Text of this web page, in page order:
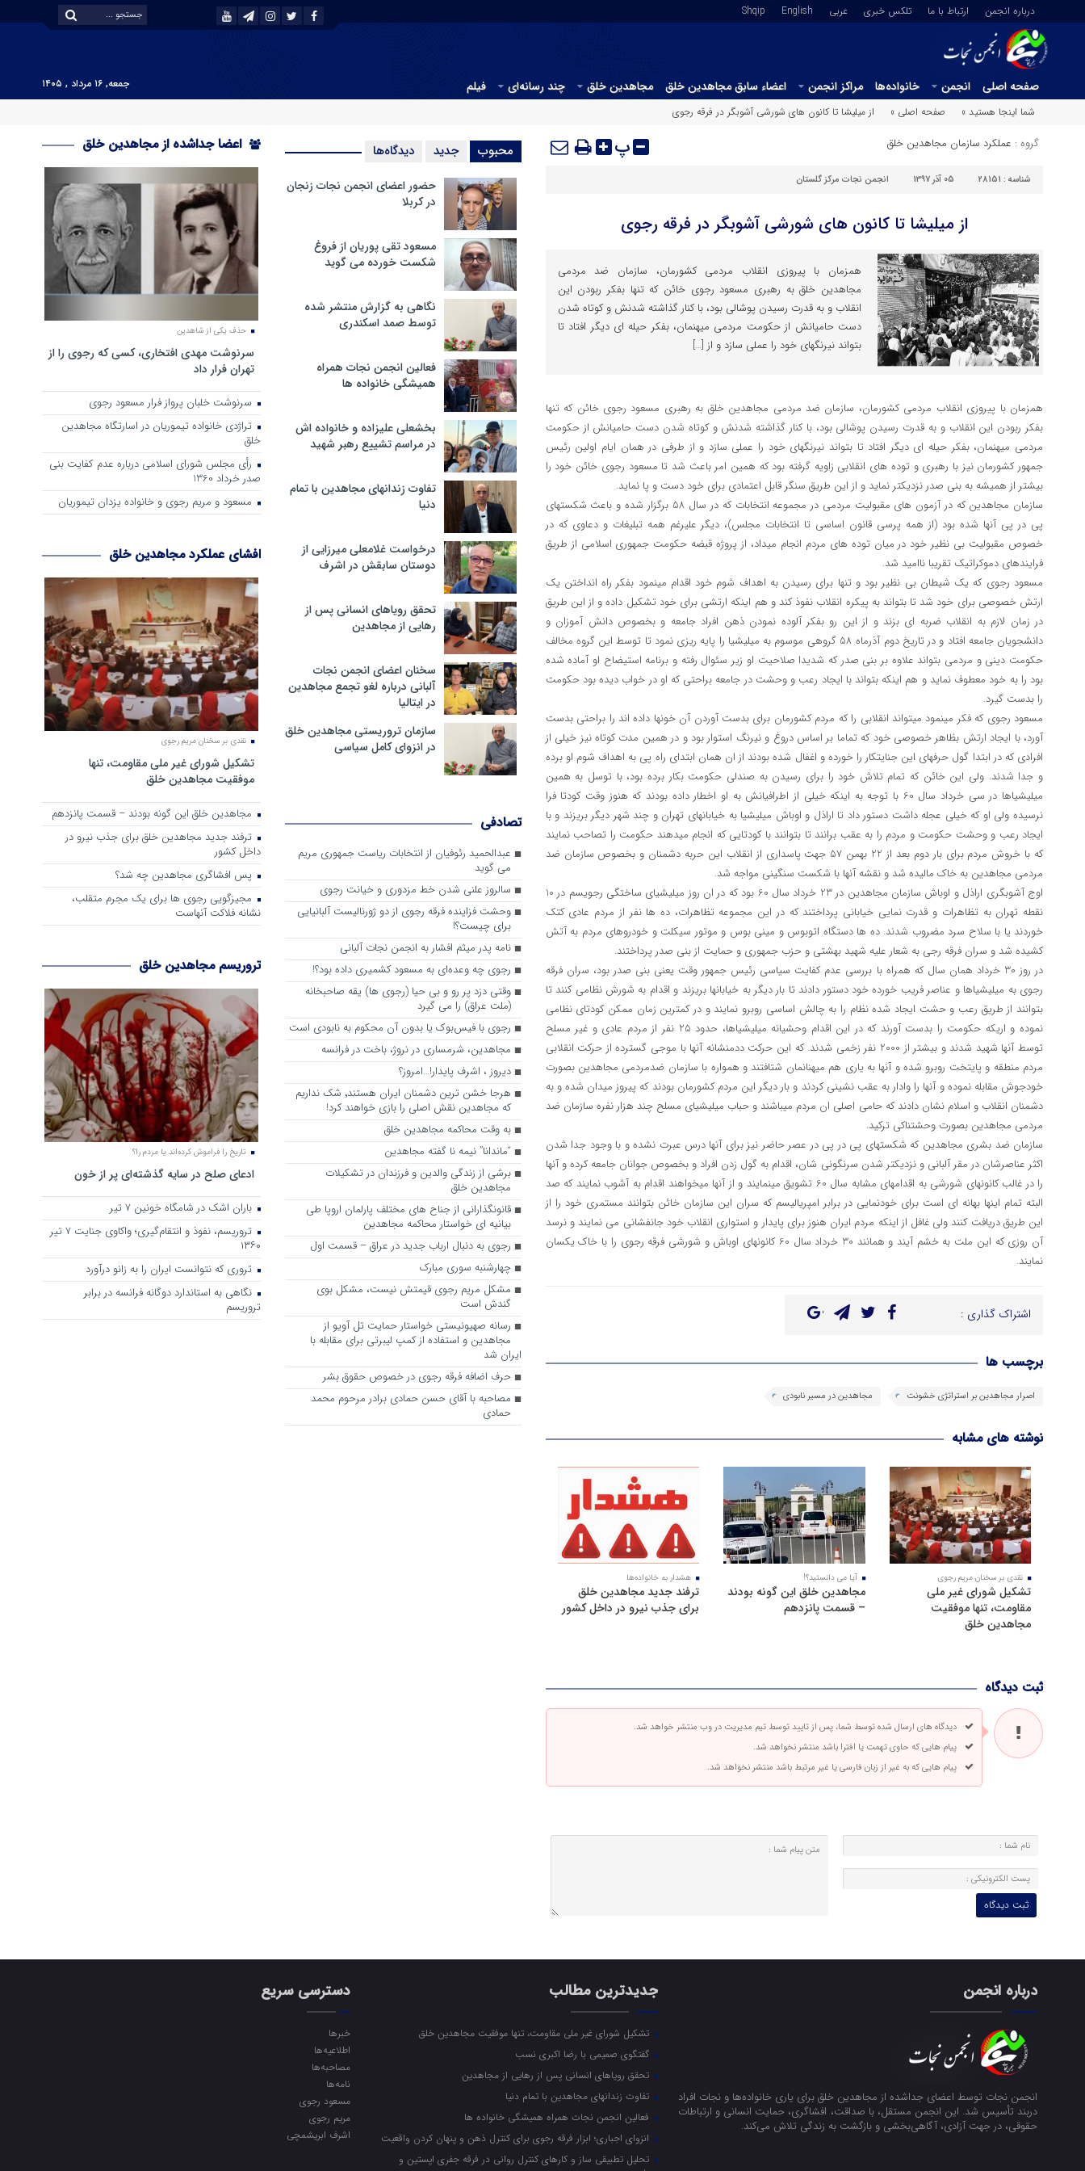
درباره انجمن ارتباط با ما تلکس خبری عربي English
Shqip
صفحه اصلی انجمن خانواده‌ها مراکز انجمن اعضاء سابق مجاهدین خلق مجاهدین خلق چند رسانه‌ای فیلم
جمعه, ۱۶ مرداد , ۱۴۰۵
شما اینجا هستید »
صفحه اصلی » از میلیشا تا کانون های شورشی آشوبگر در فرقه رجوی
گروه : عملکرد سازمان مجاهدین خلق پ
شناسه : 28151 05 آذر 1397 انجمن نجات مرکز گلستان
از میلیشا تا کانون های شورشی آشوبگر در فرقه رجوی
همزمان با پیروزی انقلاب مردمی کشورمان، سازمان ضد مردمی
مجاهدین خلق به رهبری مسعود رجوی خائن که تنها بفکر ربودن این
انقلاب و به قدرت رسیدن پوشالی بود، با کنار گذاشته شدنش و کوتاه شدن
دست حامیانش از حکومت مردمی میهنمان، بفکر حیله ای دیگر افتاد تا
بتواند نیرنگهای خود را عملی سازد و از […]
همزمان با پیروزی انقلاب مردمی کشورمان، سازمان ضد مردمی مجاهدین خلق به رهبری مسعود رجوی خائن که تنها
بفکر ربودن این انقلاب و به قدرت رسیدن پوشالی بود، با کنار گذاشته شدنش و کوتاه شدن دست حامیانش از حکومت
مردمی میهنمان، بفکر حیله ای دیگر افتاد تا بتواند نیرنگهای خود را عملی سازد و از طرفی در همان ایام اولین رئیس
جمهور کشورمان نیز با رهبری و توده های انقلابی زاویه گرفته بود که همین امر باعث شد تا مسعود رجوی خائن خود را
بیشتر از همیشه به بنی صدر نزدیکتر نماید و از این طریق سنگر قابل اعتمادی برای خود دست و پا نماید.
سازمان مجاهدین که در آزمون های مقبولیت مردمی در مجموعه انتخابات که در سال 58 برگزار شده و باعث شکستهای
پی در پی آنها شده بود (از همه پرسی قانون اساسی تا انتخابات مجلس)، دیگر علیرغم همه تبلیغات و دعاوی که در
خصوص مقبولیت بی نظیر خود در میان توده های مردم انجام میداد، از پروژه قبضه حکومت جمهوری اسلامی از طریق
فرایندهای دموکراتیک تقریبا ناامید شد.
مسعود رجوی که یک شیطان بی نظیر بود و تنها برای رسیدن به اهداف شوم خود اقدام مینمود بفکر راه انداختن یک
ارتش خصوصی برای خود شد تا بتواند به پیکره انقلاب نفوذ کند و هم اینکه ارتشی برای خود تشکیل داده و از این طریق
در زمان لازم به انقلاب ضربه ای بزند و از این رو بفکر آلوده نمودن ذهن افراد جامعه و بخصوص دانش آموزان و
دانشجویان جامعه افتاد و در تاریخ دوم آذرماه 58 گروهی موسوم به میلیشیا را پایه ریزی نمود تا توسط این گروه مخالف
حکومت دینی و مردمی بتواند علاوه بر بنی صدر که شدیدا صلاحیت او زیر سئوال رفته و برنامه استیضاح او آماده شده
بود را به خود معطوف نماید و هم اینکه بتواند با ایجاد رعب و وحشت در جامعه براحتی که او در خواب دیده بود حکومت
را بدست گیرد.
مسعود رجوی که فکر مینمود میتواند انقلابی را که مردم کشورمان برای بدست آوردن آن خونها داده اند را براحتی بدست
آورد، با ایجاد ارتش بظاهر خصوصی خود که تماما بر اساس دروغ و نیرنگ استوار بود و در همین مدت کوتاه نیز خیلی از
افرادی که در ابتدا گول حرفهای این جنایتکار را خورده و اغفال شده بودند از ان همان ابتدای راه پی به اهداف شوم او برده
و جدا شدند. ولی این خائن که تمام تلاش خود را برای رسیدن به صندلی حکومت بکار برده بود، با توسل به همین
میلیشیاها در سی خرداد سال 60 با توجه به اینکه خیلی از اطرافیانش به او اخطار داده بودند که هنوز وقت کودتا فرا
نرسیده ولی او که خیلی عجله داشت دستور داد تا اراذل و اوباش میلیشیا به خیابانهای تهران و چند شهر دیگر بریزند و با
ایجاد رعب و وحشت حکومت و مردم را به عقب برانند تا بتوانند با کودتایی که انجام میدهند حکومت را تصاحب نمایند
که با خروش مردم برای بار دوم بعد از 22 بهمن 57 جهت پاسداری از انقلاب این حربه دشمنان و بخصوص سازمان ضد
مردمی مجاهدین به خاک مالیده شد و نقشه آنها با شکست سنگینی مواجه شد.
اوج آشوبگری اراذل و اوباش سازمان مجاهدین در 23 خرداد سال 60 بود که در ان روز میلیشیای ساختگی رجویسم در 10
نقطه تهران به تظاهرات و قدرت نمایی خیابانی پرداختند که در این مجموعه تظاهرات، ده ها نفر از مردم عادی کتک
خوردند یا با سلاح سرد مضروب شدند. ده ها دستگاه اتوبوس و مینی بوس و موتور سیکلت و خودروهای مردم به آتش
کشیده شد و سران فرقه رجی به شعار علیه شهید بهشتی و حزب جمهوری و حمایت از بنی صدر پرداختند.
در روز 30 خرداد همان سال که همراه با بررسی عدم کفایت سیاسی رئیس جمهور وقت یعنی بنی صدر بود، سران فرقه
رجوی به میلیشیاها و عناصر فریب خورده خود دستور دادند تا بار دیگر به خیابانها بریزند و اقدام به شورش نظامی کنند تا
بتوانند از طریق رعب و حشت ایجاد شده نظام را به چالش اساسی روبرو نمایند و در کمترین زمان ممکن کودتای نظامی
نموده و اریکه حکومت را بدست آورند که در این اقدام وحشیانه میلیشیاها، حدود 25 نفر از مردم عادی و غیر مسلح
توسط آنها شهید شدند و بیشتر از 2000 نفر زخمی شدند. که این حرکت ددمنشانه آنها با موجی گسترده از حرکت انقلابی
مردم منطقه و پایتخت روبرو شده و آنها به یاری هم میهنانمان شتافتند و همواره با سازمان ضدمردمی مجاهدین بصورت
خودجوش مقابله نموده و آنها را وادار به عقب نشینی کردند و بار دیگر این مردم کشورمان بودند که پیروز میدان شده و به
دشمنان انقلاب و اسلام نشان دادند که حامی اصلی ان مردم میباشند و حباب میلیشیای مسلح چند هزار نفره سازمان ضد
مردمی مجاهدین بصورت وحشتناکی ترکید.
سازمان ضد بشری مجاهدین که شکستهای پی در پی در عصر حاضر نیز برای آنها درس عبرت نشده و با وجود جدا شدن
اکثر عناصرشان در مقر آلبانی و نزدیکتر شدن سرنگونی شان، اقدام به گول زدن افراد و بخصوص جوانان جامعه کرده و آنها
را در غالب کانونهای شورشی به اقدامهای مشابه سال 60 تشویق مینمایند و از آنها میخواهند اقدام به آشوب نمایند که صد
البته تمام اینها بهانه ای است برای خودنمایی در برابر امپریالیسم که سران این سازمان خائن بتوانند مستمری خود را از
این طریق دریافت کنند ولی غافل از اینکه مردم ایران هنوز برای پایدار و استواری انقلاب خود جانفشانی می نمایند و نرسد
آن روزی که این ملت به خشم آیند و همانند 30 خرداد سال 60 کانونهای اوباش و شورشی فرقه رجوی را با خاک یکسان
نمایند.
اشتراک گذاری :
برچسب ها
اصرار مجاهدین بر استراتژی خشونت مجاهدین در مسیر نابودی
نوشته های مشابه
نقدی بر سخنان مریم رجوی
تشکیل شورای غیر ملی
مقاومت، تنها موفقیت
مجاهدین خلق
آیا می دانستید؟!
مجاهدین خلق این گونه بودند
– قسمت پانزدهم
هشدار به خانواده‌ها
ترفند جدید مجاهدین خلق
برای جذب نیرو در داخل کشور
ثبت دیدگاه
دیدگاه های ارسال شده توسط شما، پس از تایید توسط تیم مدیریت در وب منتشر خواهد شد.
پیام هایی که حاوی تهمت یا افترا باشد منتشر نخواهد شد.
پیام هایی که به غیر از زبان فارسی یا غیر مرتبط باشد منتشر نخواهد شد.
محبوب جدید دیدگاه‌ها
حضور اعضای انجمن نجات زنجان
در کربلا
مسعود تقی پوریان از فروغ
شکست خورده می گوید
نگاهی به گزارش منتشر شده
توسط صمد اسکندری
فعالین انجمن نجات همراه
همیشگی خانواده ها
بخشعلی علیزاده و خانواده اش
در مراسم تشییع رهبر شهید
تفاوت زندانهای مجاهدین با تمام
دنیا
درخواست غلامعلی میرزایی از
دوستان سابقش در اشرف
تحقق رویاهای انسانی پس از
رهایی از مجاهدین
سخنان اعضای انجمن نجات
آلبانی درباره لغو تجمع مجاهدین
در ایتالیا
سازمان تروریستی مجاهدین خلق
در انزوای کامل سیاسی
تصادفی
عبدالحمید رئوفیان از انتخابات ریاست جمهوری مریم
می گوید
سالروز علنی شدن خط مزدوری و خیانت رجوی
وحشت فزاینده فرقه رجوی از دو ژورنالیست آلبانیایی
برای چیست؟!
نامه پدر میثم افشار به انجمن نجات آلبانی
رجوی چه وعده‌ای به مسعود کشمیری داده بود؟!
وقتی دزد پر رو و بی حیا (رجوی ها) یقه صاحبخانه
(ملت عراق) را می گیرد
رجوی با فیس‌بوک یا بدون آن محکوم به نابودی است
مجاهدین، شرم‎ساری در نروژ، باخت در فرانسه
ديروز ، اشرف پايدار!…امروز؟
هرجا خشن ترین دشمنان ایران هستند٬ شک نداریم
که مجاهدین نقش اصلی را بازی خواهند کرد!
به وقت محاکمه مجاهدین خلق
“ماندانا” نیمه نا گفته مجاهدین
برشی از زندگی والدین و فرزندان در تشکیلات
مجاهدین خلق
قانونگذارانی از جناح های مختلف پارلمان اروپا طی
بیانیه ای خواستار محاکمه مجاهدین
رجوی به دنبال ارباب جدید در عراق – قسمت اول
چهارشنبه سوری مبارک
مشکل مریم رجوی قیمتش نیست، مشکل بوی
گندش است
رسانه صهیونیستی خواستار حمایت تل آویو از
مجاهدین و استفاده از کمپ لیبرتی برای مقابله با
ایران شد
حرف اضافه فرقه رجوی در خصوص حقوق بشر
مصاحبه با آقای حسن حمادی برادر مرحوم محمد
حمادی
اعضا جداشده از مجاهدین خلق
حذف یکی از شاهدین
سرنوشت مهدی افتخاری، کسی که رجوی را از
تهران فرار داد
سرنوشت خلبان پرواز فرار مسعود رجوی
تراژدی خانواده تیموریان در اسارتگاه مجاهدین
خلق
رأی مجلس شورای اسلامی درباره عدم كفایت بنی
صدر خرداد 1360
مسعود و مریم رجوی و خانواده یزدان تیموریان
افشای عملکرد مجاهدین خلق
نقدی بر سخنان مریم رجوی
تشکیل شورای غیر ملی مقاومت، تنها
موفقیت مجاهدین خلق
مجاهدین خلق این گونه بودند – قسمت پانزدهم
ترفند جدید مجاهدین خلق برای جذب نیرو در
داخل کشور
پس افشاگری مجاهدین چه شد؟
مجیزگویی رجوی ها برای یک مجرم متقلب،
نشانه فلاکت آنهاست
تروریسم مجاهدین خلق
تاریخ را فراموش کرده‌اند یا مردم را؟
ادعای صلح در سایه گذشته‌ای پر از خون
باران اشک در شامگاه خونین 7 تیر
تروریسم، نفوذ و انتقام‌گیری؛ واکاوی جنایت ۷ تیر
۱۳۶۰
تروری که نتوانست ایران را به زانو درآورد
نگاهی به استاندارد دوگانه فرانسه در برابر
تروریسم
درباره انجمن
انجمن نجات توسط اعضای جداشده از مجاهدین خلق برای یاری خانواده‌ها و نجات افراد
دربند تأسیس شد. این انجمن مستقل، با صداقت، افشاگری، حمایت انسانی و ارتباطات
حقوقی، در جهت آزادی، آگاهی‌بخشی و بازگشت به زندگی تلاش می‌کند.
جدیدترین مطالب
تشکیل شورای غیر ملی مقاومت، تنها موفقیت مجاهدین خلق
گفتگوی صمیمی با رضا اکبری نسب
تحقق رویاهای انسانی پس از رهایی از مجاهدین
تفاوت زندانهای مجاهدین با تمام دنیا
فعالین انجمن نجات همراه همیشگی خانواده ها
انزوای اجباری؛ ابزار فرقه رجوی برای کنترل ذهن و پنهان کردن واقعیت
تحلیل تطبیقی ساز و کارهای کنترل روانی در فرقه جفری اپستین و
دسترسی سریع
خبرها
اطلاعیه‌ها
مصاحبه‌ها
نامه‌ها
مسعود رجوی
مریم رجوی
اشرف ابریشمچی